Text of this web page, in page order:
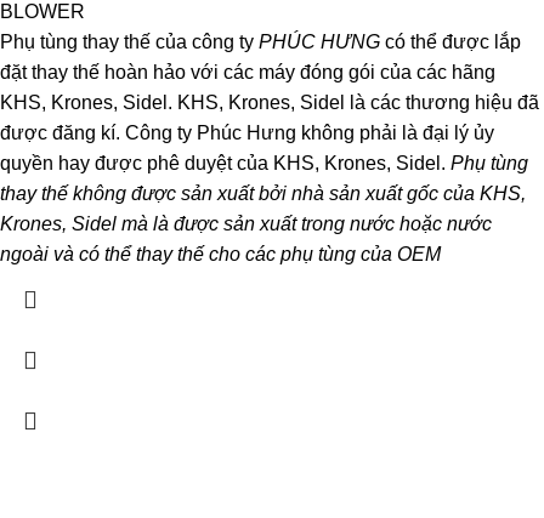
BLOWER
Phụ tùng thay thế của công ty PHÚC HƯNG có thể được lắp
đặt thay thế hoàn hảo với các máy đóng gói của các hãng
KHS, Krones, Sidel. KHS, Krones, Sidel là các thương hiệu đã
được đăng kí. Công ty Phúc Hưng không phải là đại lý ủy
quyền hay được phê duyệt của KHS, Krones, Sidel. Phụ tùng
thay thế không được sản xuất bởi nhà sản xuất gốc của KHS,
Krones, Sidel mà là được sản xuất trong nước hoặc nước
ngoài và có thể thay thế cho các phụ tùng của OEM